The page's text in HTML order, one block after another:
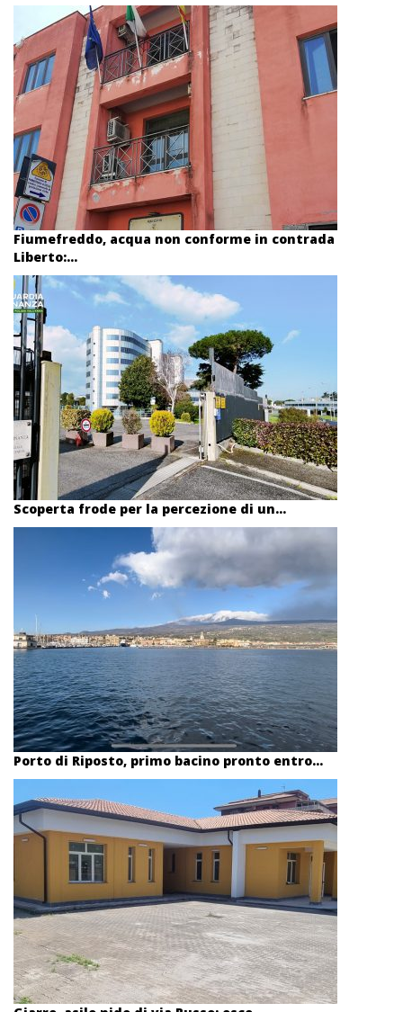
Fiumefreddo, acqua non conforme in contrada
Liberto:...
Scoperta frode per la percezione di un...
Porto di Riposto, primo bacino pronto entro...